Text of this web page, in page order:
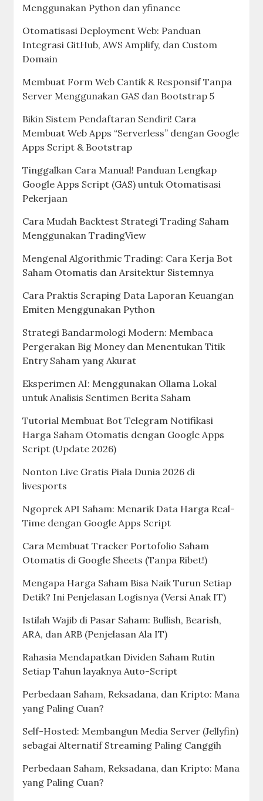
Menggunakan Python dan yfinance
Otomatisasi Deployment Web: Panduan
Integrasi GitHub, AWS Amplify, dan Custom
Domain
Membuat Form Web Cantik & Responsif Tanpa
Server Menggunakan GAS dan Bootstrap 5
Bikin Sistem Pendaftaran Sendiri! Cara
Membuat Web Apps “Serverless” dengan Google
Apps Script & Bootstrap
Tinggalkan Cara Manual! Panduan Lengkap
Google Apps Script (GAS) untuk Otomatisasi
Pekerjaan
Cara Mudah Backtest Strategi Trading Saham
Menggunakan TradingView
Mengenal Algorithmic Trading: Cara Kerja Bot
Saham Otomatis dan Arsitektur Sistemnya
Cara Praktis Scraping Data Laporan Keuangan
Emiten Menggunakan Python
Strategi Bandarmologi Modern: Membaca
Pergerakan Big Money dan Menentukan Titik
Entry Saham yang Akurat
Eksperimen AI: Menggunakan Ollama Lokal
untuk Analisis Sentimen Berita Saham
Tutorial Membuat Bot Telegram Notifikasi
Harga Saham Otomatis dengan Google Apps
Script (Update 2026)
Nonton Live Gratis Piala Dunia 2026 di
livesports
Ngoprek API Saham: Menarik Data Harga Real-
Time dengan Google Apps Script
Cara Membuat Tracker Portofolio Saham
Otomatis di Google Sheets (Tanpa Ribet!)
Mengapa Harga Saham Bisa Naik Turun Setiap
Detik? Ini Penjelasan Logisnya (Versi Anak IT)
Istilah Wajib di Pasar Saham: Bullish, Bearish,
ARA, dan ARB (Penjelasan Ala IT)
Rahasia Mendapatkan Dividen Saham Rutin
Setiap Tahun layaknya Auto-Script
Perbedaan Saham, Reksadana, dan Kripto: Mana
yang Paling Cuan?
Self-Hosted: Membangun Media Server (Jellyfin)
sebagai Alternatif Streaming Paling Canggih
Perbedaan Saham, Reksadana, dan Kripto: Mana
yang Paling Cuan?